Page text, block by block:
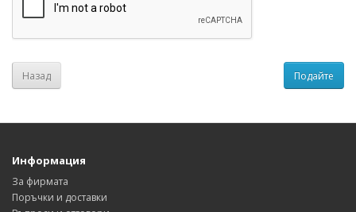
Назад
Информация
За фирмата
Поръчки и доставки